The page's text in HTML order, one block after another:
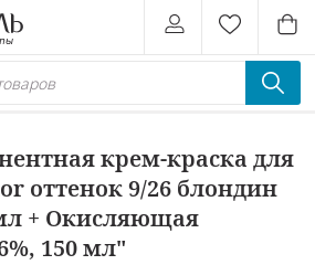
крем-краска для
оттенок 9/26 блондин
+ Окисляющая
150 мл"